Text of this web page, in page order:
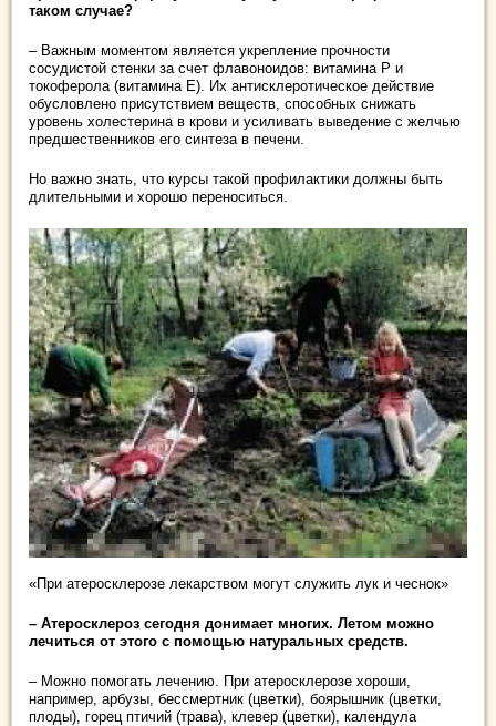
таком случае?
– Важным моментом является укрепление прочности
сосудистой стенки за счет флавоноидов: витамина Р и
токоферола (витамина Е). Их антисклеротическое действие
обусловлено присутствием веществ, способных снижать
уровень холестерина в крови и усиливать выведение с желчью
предшественников его синтеза в печени.
Но важно знать, что курсы такой профилактики должны быть
длительными и хорошо переноситься.
«При атеросклерозе лекарством могут служить лук и чеснок»
– Атеросклероз сегодня донимает многих. Летом можно
лечиться от этого с помощью натуральных средств.
– Можно помогать лечению. При атеросклерозе хороши,
например, арбузы, бессмертник (цветки), боярышник (цветки,
плоды), горец птичий (трава), клевер (цветки), календула